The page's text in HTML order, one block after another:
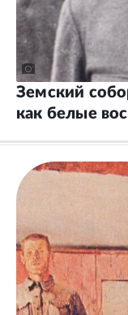
Земский
как белые